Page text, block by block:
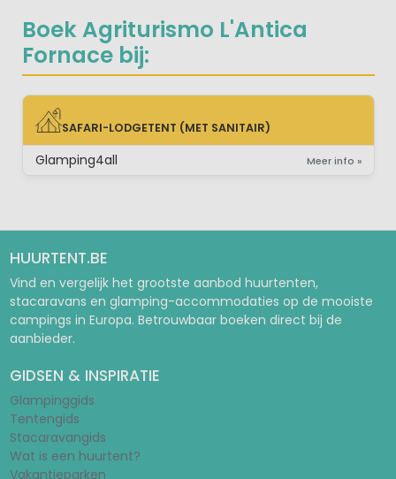
Boek Agriturismo L'Antica
Fornace bij:
SAFARI-LODGETENT (MET SANITAIR)
SAFARI-LODGETENT (MET SANITAIR)
Glamping4all Meer info »
HUURTENT.BE
Vind en vergelijk het grootste aanbod huurtenten,
stacaravans en glamping-accommodaties op de mooiste
campings in Europa. Betrouwbaar boeken direct bij de
aanbieder.
GIDSEN & INSPIRATIE
Glampinggids
Tentengids
Stacaravangids
Wat is een huurtent?
Vakantieparken